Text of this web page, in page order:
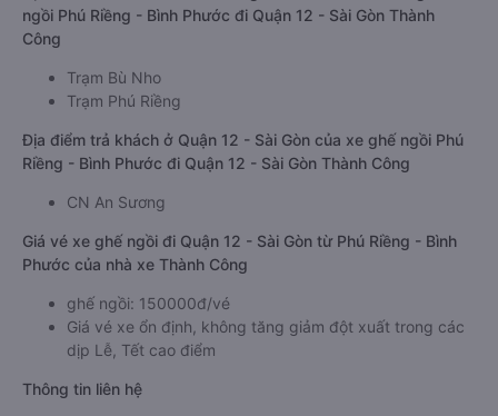
ngồi Phú Riềng - Bình Phước đi Quận 12 - Sài Gòn Thành
Công
Trạm Bù Nho
Trạm Phú Riềng
Địa điểm trả khách ở Quận 12 - Sài Gòn của xe ghế ngồi Phú
Riềng - Bình Phước đi Quận 12 - Sài Gòn Thành Công
CN An Sương
Giá vé xe ghế ngồi đi Quận 12 - Sài Gòn từ Phú Riềng - Bình
Phước của nhà xe Thành Công
ghế ngồi: 150000đ/vé
Giá vé xe ổn định, không tăng giảm đột xuất trong các
dịp Lễ, Tết cao điểm
Thông tin liên hệ